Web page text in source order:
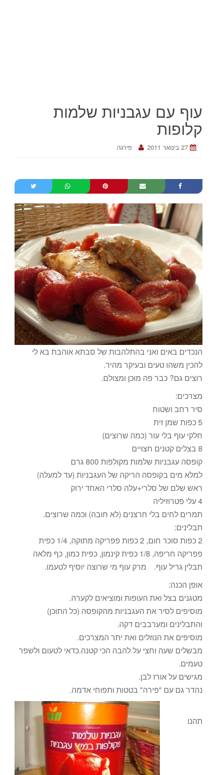
עוף עם עגבניות שלמות
קלופות
27 בינואר 2011 פירגה
הנכדים באים ואני בהתלהבות של סבתא אוהבת בא לי
להכין משהו טעים ובעיקר מהיר.
רוצים גם? כבר פה מוכן ומצולם.
מצרכים:
סיר רחב ושטוח
5 כפות שמן זית
חלקי עוף בלי עור (כמה שרוצים)
8 בצלים קטנים חצויים
קופסה עגבניות שלמות מקולפות 800 גרם
למלא מים בקופסה הריקה של העגבניות (עד למעלה)
ראש שלם של סלרי+עלה סלרי האחד ירוק
4 עלי פטרוזיליה
תמרים לחים בלי חרצנים (לא חובה) וכמה שרוצים.
תבלינים:
2 כפות סוכר חום, 2 כפות פפריקה מתוקה, 1/4 כפית
פפריקה חריפה, 1/8 כפית קינמון, כפית כמון, כף מלאה
תבלין גריל עוף. מרק עוף מי שרוצה יוסיף לטעמו.
אופן הכנה:
מטגנים בצל ואת העופות ומוציאים לקערה.
מוסיפים לסיר את העגבניות מהקופסה (כל התוכן)
והתבלינים ומערבבים דקה.
מוסיפים את הנוזלים ואת יתר המצרכים.
מבשלים שעה וחצי על להבה הכי קטנה.כדאי לטעום ולשפר
טעמים.
מגישים על אורז לבן.
נהדר גם עם "פירה" בטטות ותפוחי אדמה.
תהנו